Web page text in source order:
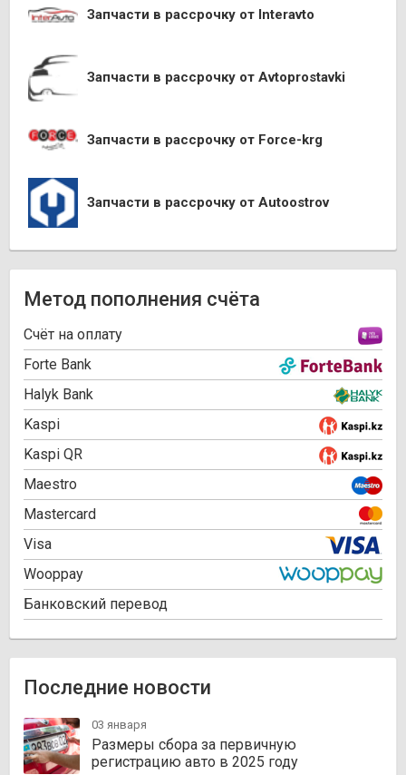
Запчасти в рассрочку от Interavto
Запчасти в рассрочку от Avtoprostavki
Запчасти в рассрочку от Force-krg
Запчасти в рассрочку от Autoostrov
Метод пополнения счёта
Cчёт на оплату
Forte Bank
Halyk Bank
Kaspi
Kaspi QR
Maestro
Mastercard
Visa
Wooppay
Банковский перевод
Последние новости
03 января
Размеры сбора за первичную
регистрацию авто в 2025 году